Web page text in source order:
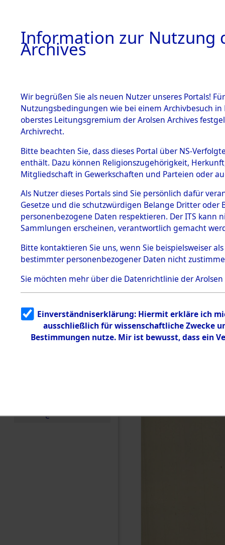
BESTÄNDE
1.
mente
5. Verschiedenes
5.3
Todesmärsche
5.3.1 Alliierte
Erhebungen
zu
Todesmärsch
en
5.3.2
g
5.3.3
Todesmärsch
e
KZ
anderen
1944 bis
0003
Information zur Nutzung
Archives
Wir begrüßen Sie als neuen Nutzer unseres Portals!
Nutzungsbedingungen wie bei einem Archivbesuch
oberstes Leitungsgremium der Arolsen Archives
Archivrecht.
Bitte beachten Sie, dass dieses Portal über NS-
enthält. Dazu können Religionszugehörigkeit,
Mitgliedschaft in Gewerkschaften und Parteien oder
Als Nutzer dieses Portals sind Sie persönlich dafür
Gesetze und die schutzwürdigen Belange Dritter
personenbezogene Daten respektieren. Der ITS
Sammlungen erscheinen, verantwortlich gemacht
Bitte kontaktieren Sie uns, wenn Sie beispielsweiser
bestimmter personenbezogener Daten nicht
Sie möchten mehr über die Datenrichtlinie der Arolsen
Einverständniserklärung: Hiermit erkläre ich
ausschließlich für wissenschaftliche Zwecke
Bestimmungen nutze. Mir ist bewusst, dass ein